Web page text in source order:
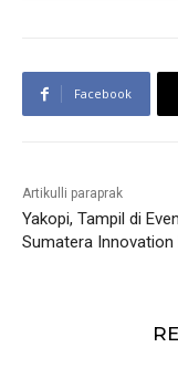
Facebook
Artikulli paraprak
Yakopi, Tampil di
Sumatera Innovation